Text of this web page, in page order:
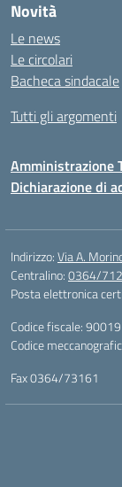
Novità
Le news
Le circolari
Bacheca sindacale
Tutti gli argomenti
Amministrazione
Dichiarazione di
Indirizzo:Via A.
Centralino:0364/
Posta elettronica
Codice fiscale:
Codice
Fax 0364/73161